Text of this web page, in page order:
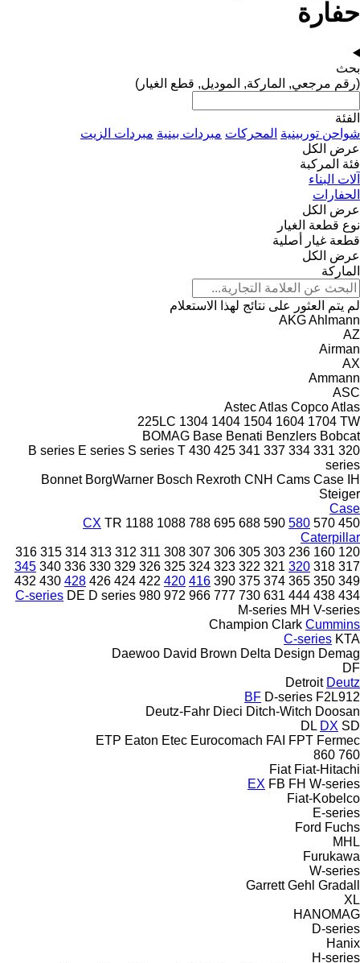
حفارة
بحث
(رقم مرجعي, الماركة, الموديل, قطع الغيار)
الفئة
شواحن توربينية المحركات مبردات بينية مبردات الزيت
عرض الكل
فئة المركبة
آلات البناء
الحفارات
عرض الكل
نوع قطعة الغيار
قطعة غيار أصلية
عرض الكل
الماركة
لم يتم العثور على نتائج لهذا الاستعلام
AKGAhlmann
AZ
Airman
AX
Ammann
ASC
AstecAtlas CopcoAtlas
225LC 1304 1404 1504 1604 1704 TW
BOMAG Base Benati Benzlers Bobcat
320
331
334
337
341
425
430
B series E series S series T
series
Bonnet BorgWarner Bosch Rexroth CNH Cams Case IH
Steiger
Case
450
570
580
590
688
695
788
1088
1188
CX TR
Caterpillar
120
160
236
303
305
306
307
308
311
312
313
314
315
316
317
318
320
321
322
323
324
325
326
329
330
336
340
345
349
350
365
374
375
390
416
420
422
424
426
428
430
432
434
438
444
631
730
777
966
972
980
C-series DE D series
M-series MH V-series
Champion Clark Cummins
C-series KTA
Daewoo David Brown Delta Design Demag
DF
Detroit Deutz
BF D-series F2L912
Deutz-Fahr Dieci Ditch-Witch Doosan
DL DX SD
ETP Eaton Etec Eurocomach FAI FPT Fermec
760
860
Fiat Fiat-Hitachi
EX FB FH W-series
Fiat-Kobelco
E-series
Ford Fuchs
MHL
Furukawa
W-series
Garrett Gehl Gradall
XL
HANOMAG
D-series
Hanix
H-series